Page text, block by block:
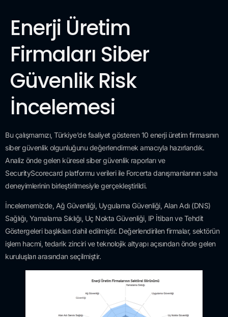
Enerji Üretim
Firmaları Siber
Güvenlik Risk
İncelemesi
Bu çalışmamızı, Türkiye’de faaliyet gösteren 10 enerji üretim firmasının
siber güvenlik olgunluğunu değerlendirmek amacıyla hazırlandık.
Analiz önde gelen küresel siber güvenlik raporları ve
SecurityScorecard platformu verileri ile Forcerta danışmanlarının saha
deneyimlerinin birleştirilmesiyle gerçekleştirildi.
İncelememizde, Ağ Güvenliği, Uygulama Güvenliği, Alan Adı (DNS)
Sağlığı, Yamalama Sıklığı, Uç Nokta Güvenliği, IP İtibarı ve Tehdit
Göstergeleri başlıkları dahil edilmiştir. Değerlendirilen firmalar, sektörün
işlem hacmi, tedarik zinciri ve teknolojik altyapı açısından önde gelen
kuruluşları arasından seçilmiştir.